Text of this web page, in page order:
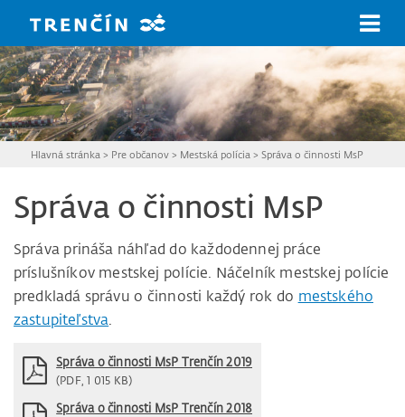
Hlavná stránka > Pre občanov > Mestská polícia >Správa o činnosti MsP
Správa o činnosti MsP
Správa prináša náhľad do každodennej práce
príslušníkov mestskej polície. Náčelník mestskej polície
predkladá správu o činnosti každý rok do mestského
zastupiteľstva.
Správa o činnosti MsP Trenčín 2019
(PDF, 1 015 KB)
Správa o činnosti MsP Trenčín 2018